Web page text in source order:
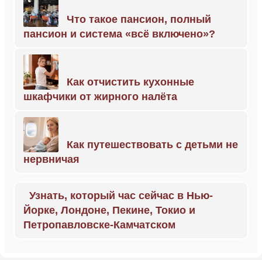
Что такое пансион, полный
пансион и система «всё включено»?
Как отчистить кухонные
шкафчики от жирного налёта
Как путешествовать с детьми не
нервничая
Узнать, который час сейчас в Нью-
Йорке, Лондоне, Пекине, Токио и
Петропавловске-Камчатском